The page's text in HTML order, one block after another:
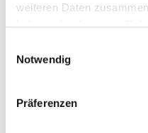
weiteren Daten
Notwendig
Präferenzen